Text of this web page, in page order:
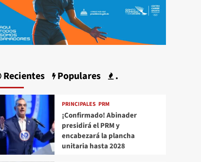
Recientes Populares .
PRINCIPALES PRM
¡Confirmado! Abinader
presidirá el PRM y
encabezará la plancha
unitaria hasta 2028